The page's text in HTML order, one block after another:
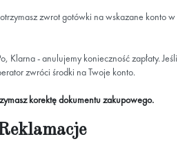
zwrot gotówki na wskazane konto w
Klarna - anulujemy konieczność zapłaty. Jeśli
zwróci środki na Twoje konto.
korektę dokumentu zakupowego.